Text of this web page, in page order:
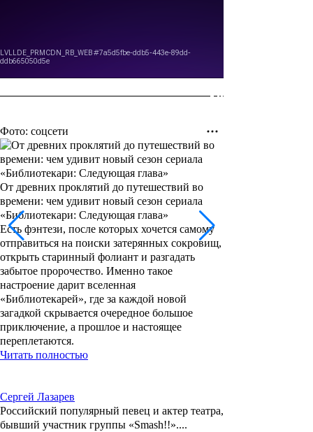
Фото: соцсети
От древних проклятий до путешествий во
времени: чем удивит новый сезон сериала
«Библиотекари: Следующая глава»
Есть фэнтези, после которых хочется самому
отправиться на поиски затерянных сокровищ,
открыть старинный фолиант и разгадать
забытое пророчество. Именно такое
настроение дарит вселенная
«Библиотекарей», где за каждой новой
загадкой скрывается очередное большое
приключение, а прошлое и настоящее
переплетаются.
Читать полностью
Сергей Лазарев
Российский популярный певец и актер театра,
бывший участник группы «Smash!!»....